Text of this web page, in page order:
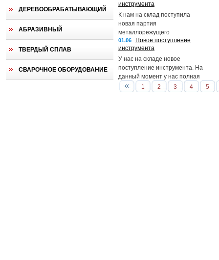
ДЕРЕВООБРАБАТЫВАЮЩИЙ
АБРАЗИВНЫЙ
ТВЕРДЫЙ СПЛАВ
СВАРОЧНОЕ ОБОРУДОВАНИЕ
инструмента
К нам на склад поступила
новая партия
металлорежущего
инструмента: метчики и
плашки. Так же расширился
ассортимент слесарно-
монтажного инструмента,
напильники.
01.06
Новое поступление
инструмента
У нас на складе новое
поступление инструмента. На
данный момент у нас полная
линейка метчиков м/р, плашек,
фрез концевых и шпоночных.
1 2 3 4 5